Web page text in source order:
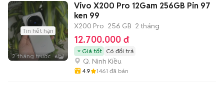
Tin hết hạn
2 tháng trước 6
Vivo X200 Pro 12Gam 256GB Pin 97
ken 99
X200 Pro 256 GB 2 tháng
12.700.000 đ
Giá tốt Có đổi trả
Q. Ninh Kiều
4.9 1461 đã bán